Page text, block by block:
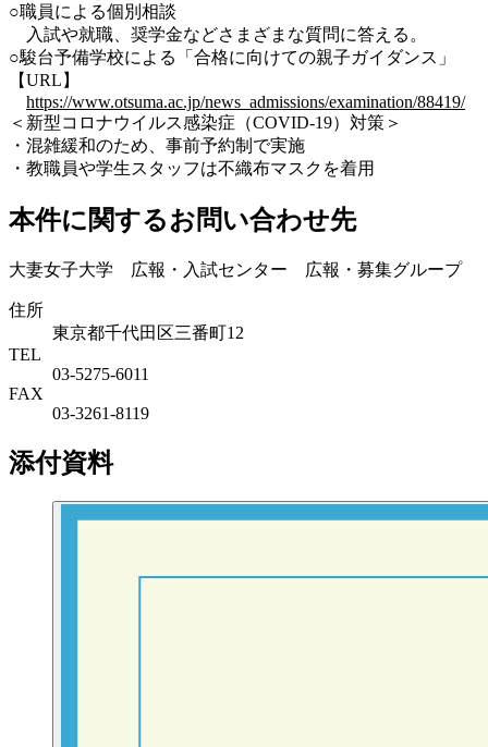
○職員による個別相談
入試や就職、奨学金などさまざまな質問に答える。
○駿台予備学校による「合格に向けての親子ガイダンス」
【URL】
https://www.otsuma.ac.jp/news_admissions/examination/88419/
＜新型コロナウイルス感染症（COVID-19）対策＞
・混雑緩和のため、事前予約制で実施
・教職員や学生スタッフは不織布マスクを着用
本件に関するお問い合わせ先
大妻女子大学 広報・入試センター 広報・募集グループ
住所
東京都千代田区三番町12
TEL
03-5275-6011
FAX
03-3261-8119
添付資料